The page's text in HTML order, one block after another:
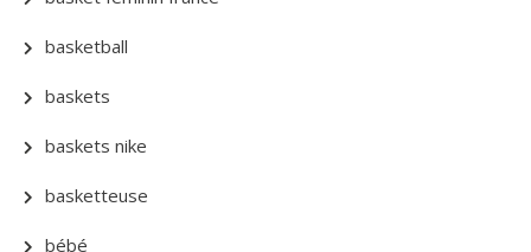
basketball
baskets
baskets nike
basketteuse
bébé